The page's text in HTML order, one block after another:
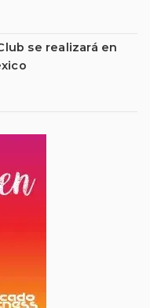
se realizará en